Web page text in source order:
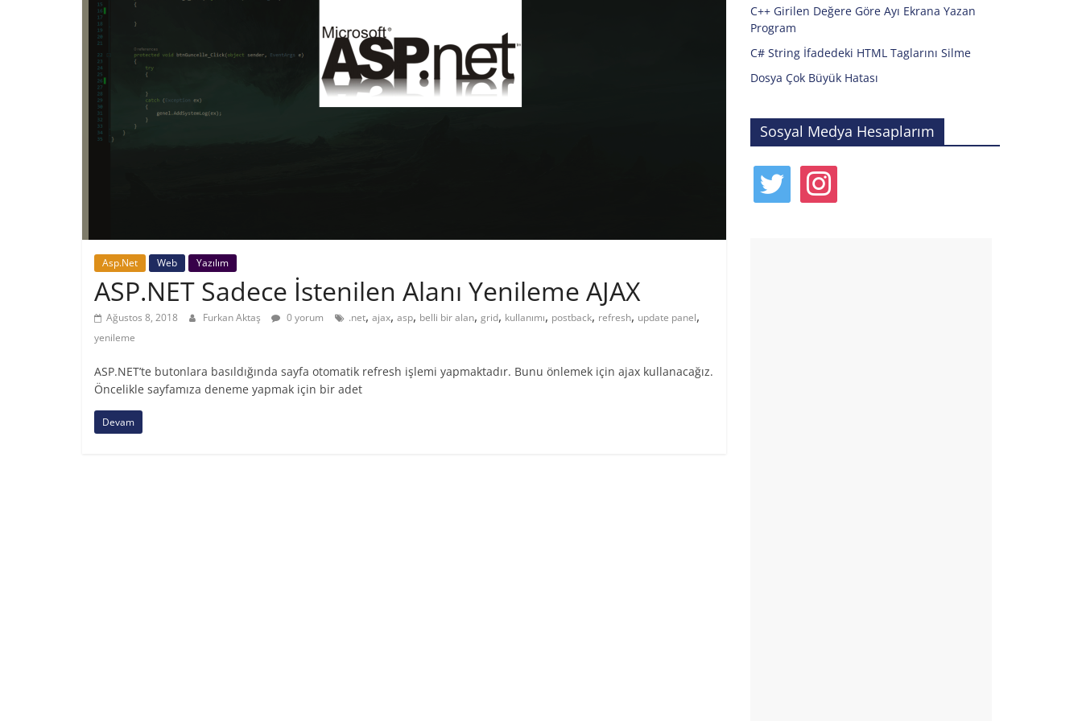
Asp.Net Web Yazılım
ASP.NET Sadece İstenilen Alanı Yenileme AJAX
Ağustos 8, 2018 Furkan Aktaş 0 yorum .net, ajax, asp, belli bir alan, grid, kullanımı, postback, refresh, update panel,
yenileme
ASP.NET’te butonlara basıldığında sayfa otomatik refresh işlemi yapmaktadır. Bunu önlemek için ajax kullanacağız.
Öncelikle sayfamıza deneme yapmak için bir adet
Devam
C++ Girilen Değere Göre Ayı Ekrana Yazan
Program
C# String İfadedeki HTML Taglarını Silme
Dosya Çok Büyük Hatası
Sosyal Medya Hesaplarım
twitter instagram